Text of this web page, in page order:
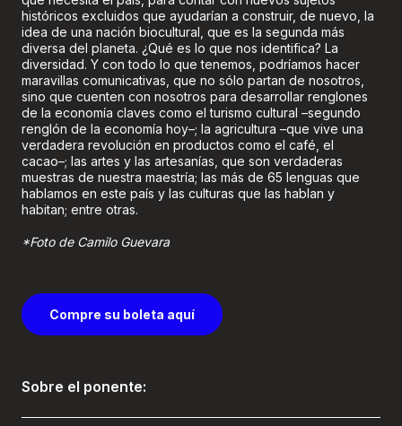
históricos excluidos que ayudarían a construir, de nuevo, la
idea de una nación biocultural, que es la segunda más
diversa del planeta. ¿Qué es lo que nos identifica? La
diversidad. Y con todo lo que tenemos, podríamos hacer
maravillas comunicativas, que no sólo partan de nosotros,
sino que cuenten con nosotros para desarrollar renglones
de la economía claves como el turismo cultural –segundo
renglón de la economía hoy–; la agricultura –que vive una
verdadera revolución en productos como el café, el
cacao–; las artes y las artesanías, que son verdaderas
muestras de nuestra maestría; las más de 65 lenguas que
hablamos en este país y las culturas que las hablan y
habitan; entre otras.
*Foto de Camilo Guevara
Compre su boleta aquí
Sobre el ponente: